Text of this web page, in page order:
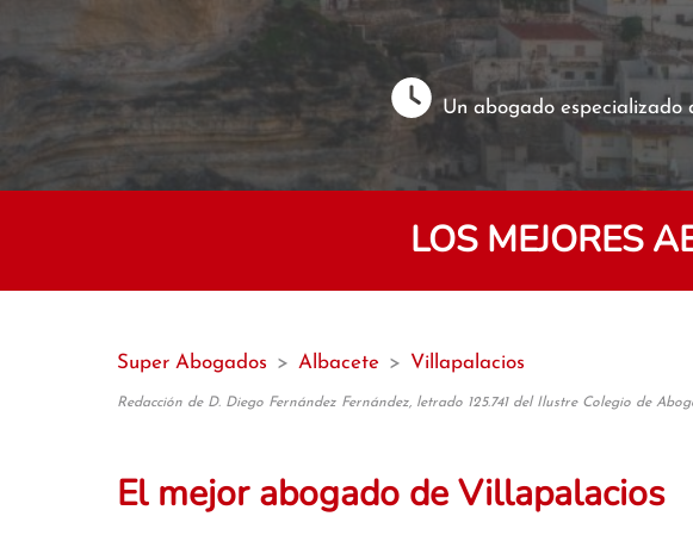
Un abogado especializado
LOS MEJORES
Super Abogados > Albacete > Villapalacios
Redacción de D. Diego Fernández Fernández, letrado 125.741 del Ilustre Colegio de
El mejor abogado de Villapalacios